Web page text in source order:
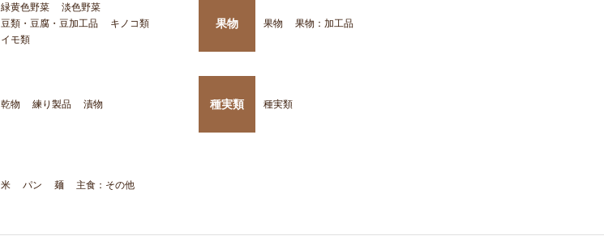
緑黄色野菜
淡色野菜
豆類・豆腐・豆加工品
キノコ類
イモ類
果物 果物 果物：加工品
乾物 練り製品 漬物 種実類 種実類
米 パン 麺 主食：その他